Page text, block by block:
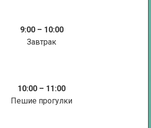
9:00 – 10:00
Завтрак
10:00 – 11:00
Пешие прогулки